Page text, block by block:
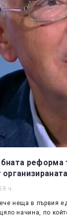
ч.
неща в първия
начина, по